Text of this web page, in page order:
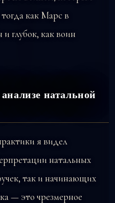
как Марс в
глубок, как воин
натальной
я видел
натальных
так и начинающих
— это чрезмерное